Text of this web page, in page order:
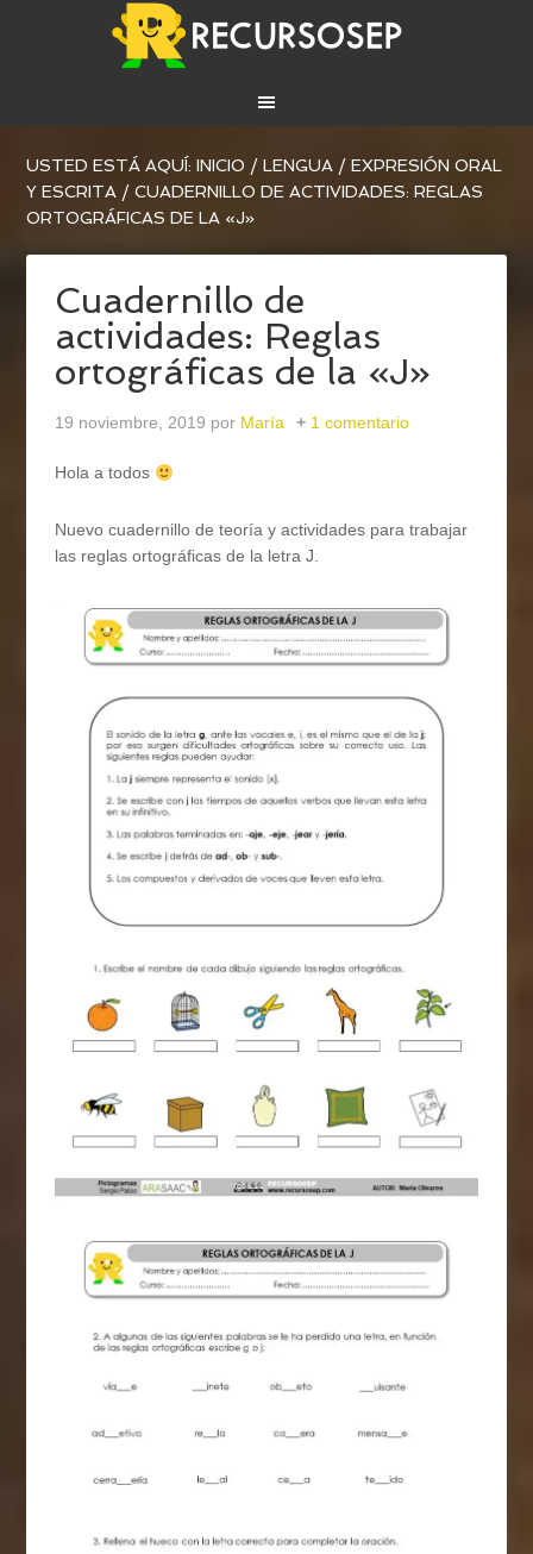
USTED ESTÁ AQUÍ:INICIO / LENGUA / EXPRESIÓN ORAL
Y ESCRITA / CUADERNILLO DE ACTIVIDADES: REGLAS
ORTOGRÁFICAS DE LA «J»
Cuadernillo de
actividades: Reglas
ortográficas de la «J»
19 noviembre, 2019 por María 1 comentario
Hola a todos
Nuevo cuadernillo de teoría y actividades para trabajar
las reglas ortográficas de la letra J.